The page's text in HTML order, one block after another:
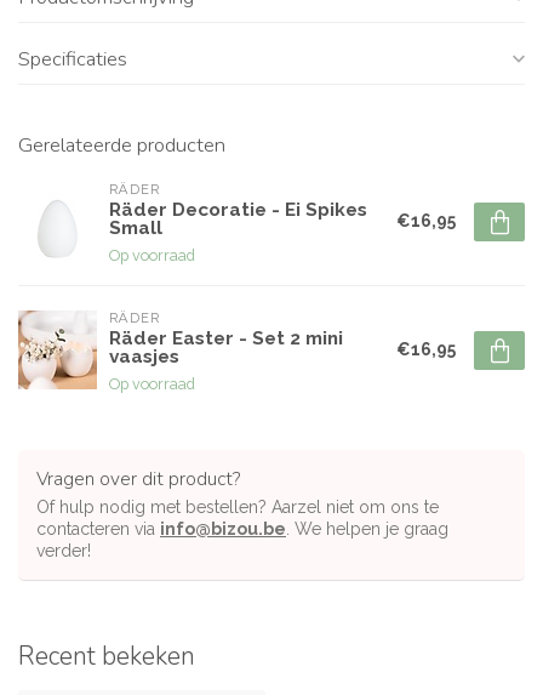
Specificaties
Gerelateerde producten
RÄDER
Räder Decoratie - Ei Spikes
Small
Op voorraad
€16,95
RÄDER
Räder Easter - Set 2 mini
vaasjes
Op voorraad
€16,95
Vragen over dit product?
Of hulp nodig met bestellen? Aarzel niet om ons te
contacteren via info@bizou.be . We helpen je graag
verder!
Recent bekeken